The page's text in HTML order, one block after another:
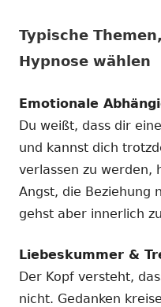
Typische
Hypnose wählen
Emotionale
Du weißt, dass dir
und kannst dich
verlassen zu werden,
Angst, die Beziehung
gehst aber innerlich
Liebeskummer &
Der Kopf versteht,
nicht. Gedanken